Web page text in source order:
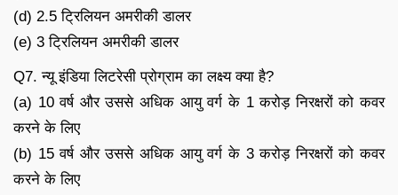
(d) 2.5 ट्रिलियन अमरीकी डालर
(e) 3 ट्रिलियन अमरीकी डालर
Q7. न्यू इंडिया लिटरेसी प्रोग्राम का लक्ष्य क्या है?
(a) 10 वर्ष और उससे अधिक आयु वर्ग के 1 करोड़ निरक्षरों को कवर
करने के लिए
(b) 15 वर्ष और उससे अधिक आयु वर्ग के 3 करोड़ निरक्षरों को कवर
करने के लिए